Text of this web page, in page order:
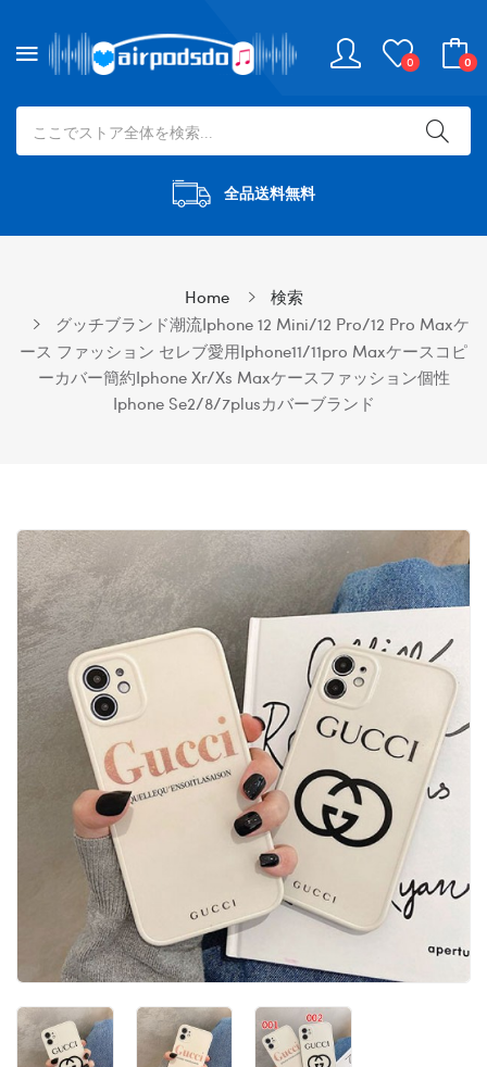
0 0
全品送料無料
Home
検索
グッチブランド潮流iphone 12 Mini/12 Pro/12 Pro Maxケ
ース ファッション セレブ愛用iphone11/11pro Maxケースコピ
ーカバー簡約iphone Xr/xs Maxケースファッション個性
Iphone Se2/8/7plusカバーブランド